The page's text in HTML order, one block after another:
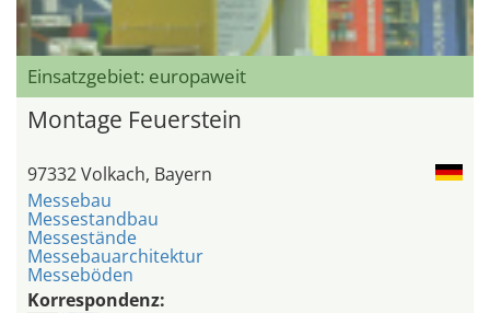
Einsatzgebiet: europaweit
Montage Feuerstein
97332 Volkach, Bayern
Messebau
Messestandbau
Messestände
Messebauarchitektur
Messeböden
Korrespondenz: